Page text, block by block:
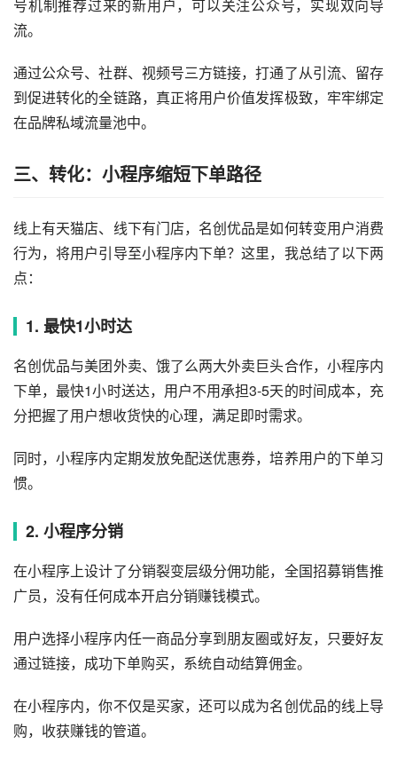
号机制推荐过来的新用户，可以关注公众号，实现双向导
流。
通过公众号、社群、视频号三方链接，打通了从引流、留存
到促进转化的全链路，真正将用户价值发挥极致，牢牢绑定
在品牌私域流量池中。
三、转化：小程序缩短下单路径
线上有天猫店、线下有门店，名创优品是如何转变用户消费
行为，将用户引导至小程序内下单？这里，我总结了以下两
点：
1. 最快1小时达
名创优品与美团外卖、饿了么两大外卖巨头合作，小程序内
下单，最快1小时送达，用户不用承担3-5天的时间成本，充
分把握了用户想收货快的心理，满足即时需求。
同时，小程序内定期发放免配送优惠券，培养用户的下单习
惯。
2. 小程序分销
在小程序上设计了分销裂变层级分佣功能，全国招募销售推
广员，没有任何成本开启分销赚钱模式。
用户选择小程序内任一商品分享到朋友圈或好友，只要好友
通过链接，成功下单购买，系统自动结算佣金。
在小程序内，你不仅是买家，还可以成为名创优品的线上导
购，收获赚钱的管道。